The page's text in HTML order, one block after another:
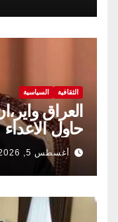
الثقافية السياسية
العراق
حاول الاعداء
أغسطس 5, 2026